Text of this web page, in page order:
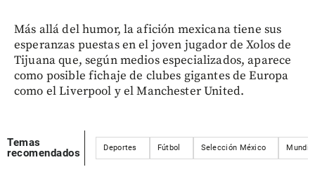
Más allá del humor, la afición mexicana tiene sus
esperanzas puestas en el joven jugador de Xolos de
Tijuana que, según medios especializados, aparece
como posible fichaje de clubes gigantes de Europa
como el Liverpool y el Manchester United.
Temas
recomendados
Deportes Fútbol Selección México